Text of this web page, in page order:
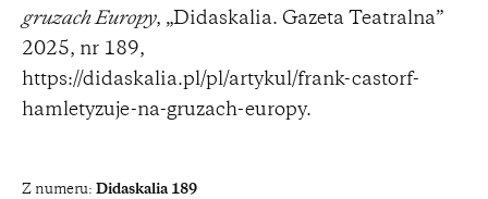
gruzach Europy, „Didaskalia. Gazeta Teatralna”
2025, nr 189,
https://didaskalia.pl/pl/artykul/frank-castorf-
hamletyzuje-na-gruzach-europy.
Z numeru: Didaskalia 189